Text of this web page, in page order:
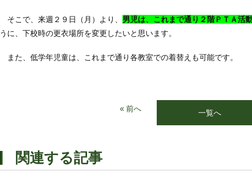
そこで、来週２９日（月）より、 男児は、これまで通り２階ＰＴＡ活
うに、下校時の更衣場所を変更したいと思います。
また、低学年児童は、これまで通り各教室での着替えも可能です。
« 前へ 一覧へ
関連する記事